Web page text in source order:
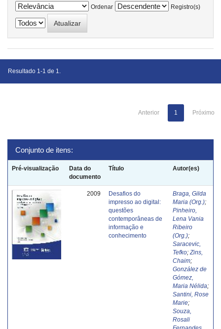
Ordenar
Registro(s)
Resultado 1-1 de 1.
Anterior 1 Próximo
Conjunto de itens:
Pré-visualização
Data do
documento
Título Autor(es)
2009
Desafios do
impresso ao digital:
questões
contemporâneas de
informação e
conhecimento
Braga, Gilda
Maria (Org.);
Pinheiro,
Lena Vania
Ribeiro
(Org.);
Saracevic,
Tefko; Zins,
Chaim;
González de
Gómez,
Maria Nélida;
Santini, Rose
Marie;
Souza,
Rosali